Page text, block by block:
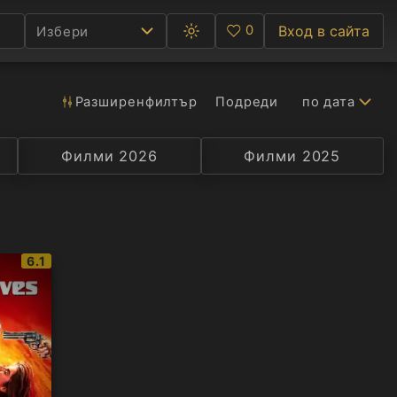
Избери
C
Превключване
между
светла
Любими
0 Вход в сайта
Разширенфилтър Подреди по дата
Селекция Превод Актьор
Филми 2026 Филми 2025
IMDb
6.1